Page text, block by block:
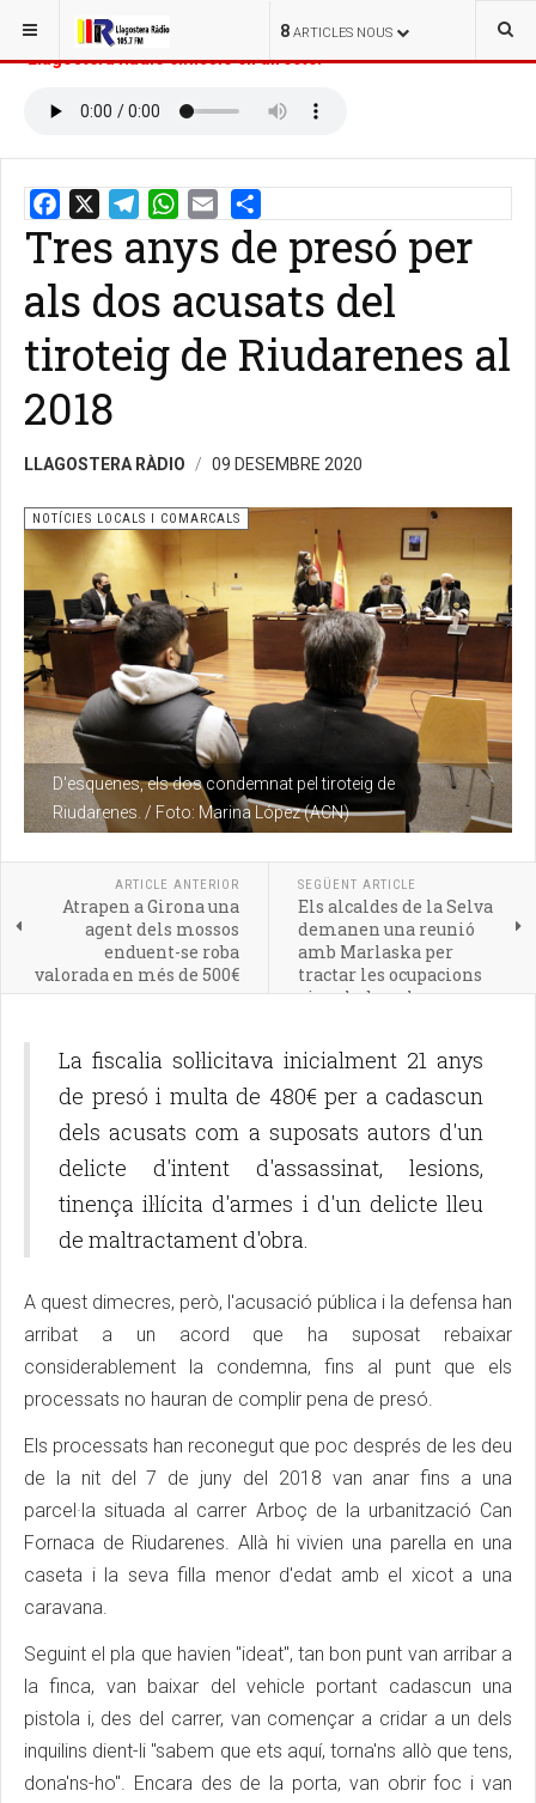
8 ARTICLES NOUS
ESTÀS AQUÍ: INICI
Llagostera Ràdio emissió en directe:
Share
Tres anys de presó per
als dos acusats del
tiroteig de Riudarenes al
2018
LLAGOSTERA RÀDIO 09 DESEMBRE 2020
D'esquenes, els dos condemnat pel tiroteig de
Riudarenes. / Foto: Marina López (ACN)
NOTÍCIES LOCALS I COMARCALS
ARTICLE ANTERIOR
Atrapen a Girona una
agent dels mossos
enduent-se roba
valorada en més de 500€
SEGÜENT ARTICLE
Els alcaldes de la Selva
demanen una reunió
amb Marlaska per
tractar les ocupacions
vinculades a la
La fiscalia sol·licitava inicialment 21 anys
de presó i multa de 480€ per a cadascun
dels acusats com a suposats autors d'un
delicte d'intent d'assassinat, lesions,
tinença il·lícita d'armes i d'un delicte lleu
de maltractament d'obra.
A quest dimecres, però, l'acusació pública i la defensa han
arribat a un acord que ha suposat rebaixar
considerablement la condemna, fins al punt que els
processats no hauran de complir pena de presó.
Els processats han reconegut que poc després de les deu
de la nit del 7 de juny del 2018 van anar fins a una
parcel·la situada al carrer Arboç de la urbanització Can
Fornaca de Riudarenes. Allà hi vivien una parella en una
caseta i la seva filla menor d'edat amb el xicot a una
caravana.
Seguint el pla que havien "ideat", tan bon punt van arribar a
la finca, van baixar del vehicle portant cadascun una
pistola i, des del carrer, van començar a cridar a un dels
inquilins dient-li "sabem que ets aquí, torna'ns allò que tens,
dona'ns-ho". Encara des de la porta, van obrir foc i van